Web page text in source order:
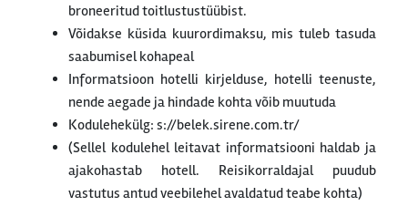
broneeritud toitlustustüübist.
Võidakse küsida kuurordimaksu, mis tuleb tasuda
saabumisel kohapeal
Informatsioon hotelli kirjelduse, hotelli teenuste,
nende aegade ja hindade kohta võib muutuda
Kodulehekülg: s://belek.sirene.com.tr/
(Sellel kodulehel leitavat informatsiooni haldab ja
ajakohastab hotell. Reisikorraldajal puudub
vastutus antud veebilehel avaldatud teabe kohta)